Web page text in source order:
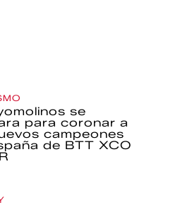
se
para coronar a
campeones
de BTT XCO